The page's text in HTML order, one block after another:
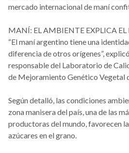
mercado internacional de maní
MANÍ: EL AMBIENTE EXPLICA EL
“El maní argentino tiene una
diferencia de otros orígenes”,
responsable del Laboratorio de
de Mejoramiento Genético Vegetal
Según detalló, las condiciones
zona manisera del país, una de las
productoras del mundo, favorecen
azúcares en el grano.